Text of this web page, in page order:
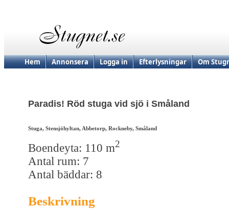
Hem Annonsera Logga in Efterlysningar Om
Paradis! Röd stuga vid sjö i Småland
Stuga, Stensjöhyltan, Abbetorp, Rockneby, Småland
Boendeyta: 110 m2
Antal rum: 7
Antal bäddar: 8
Beskrivning